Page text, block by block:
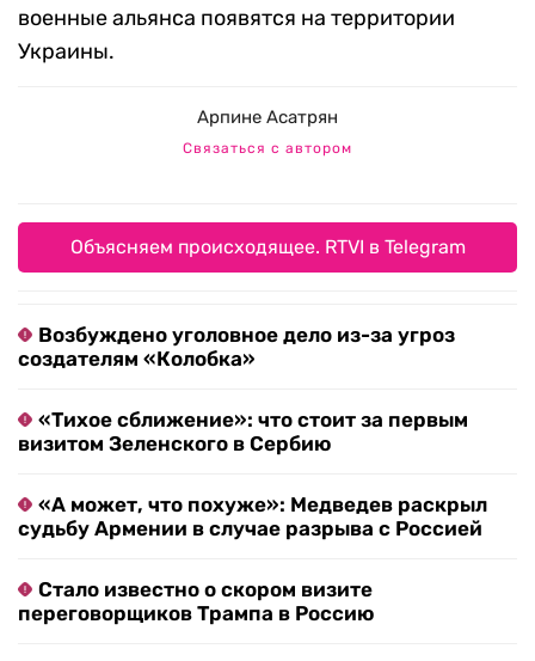
военные альянса появятся на территории
Украины.
Арпине Асатрян
Связаться с автором
Объясняем происходящее. RTVI в Telegram
Возбуждено уголовное дело из-за угроз
создателям «Колобка»
«Тихое сближение»: что стоит за первым
визитом Зеленского в Сербию
«А может, что похуже»: Медведев раскрыл
судьбу Армении в случае разрыва с Россией
Стало известно о скором визите
переговорщиков Трампа в Россию